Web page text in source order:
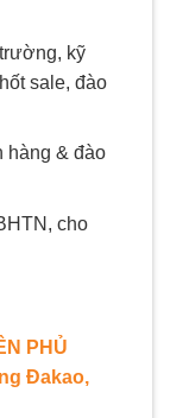
kỹ
sale, đào
hàng & đào
cho
PHỦ
Đakao,